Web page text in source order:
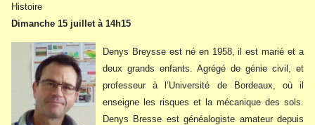
Histoire
Dimanche 15 juillet à 14h15
Denys Breysse est né en 1958, il est marié et a
deux grands enfants. Agrégé de génie civil, et
professeur à l’Université de Bordeaux, où il
enseigne les risques et la mécanique des sols.
Denys Bresse est généalogiste amateur depuis